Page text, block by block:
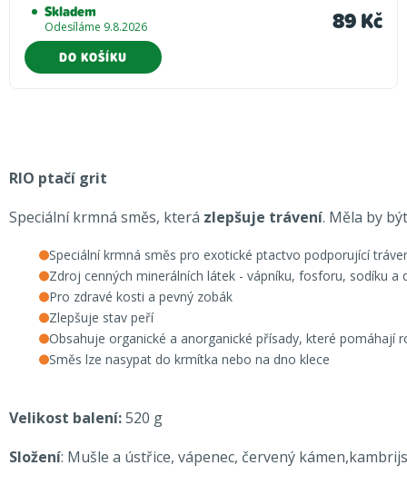
Skladem
Odesíláme 9.8.2026 89 Kč
DO KOŠÍKU
RIO ptačí grit
Speciální krmná směs, která zlepšuje trávení. Měla by
Speciální krmná směs pro exotické ptactvo podporující
Zdroj cenných minerálních látek - vápníku, fosforu, sodíku a
Pro zdravé kosti a pevný zobák
Zlepšuje stav peří
Obsahuje organické a anorganické přísady, které pomáhají
Směs lze nasypat do krmítka nebo na dno klece
Velikost balení:520 g
Složení: Mušle a ústřice, vápenec, červený